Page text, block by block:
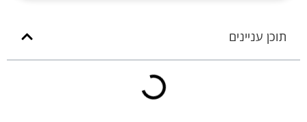
תוכן עניינים